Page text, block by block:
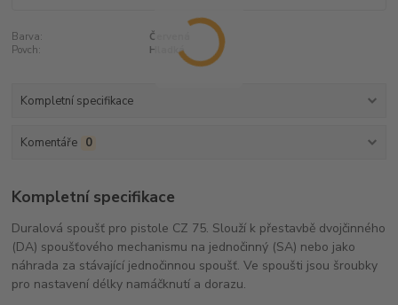
Barva:
Červená
Povch:
Hladká
Kompletní specifikace
Komentáře 0
Kompletní specifikace
Duralová spoušť pro pistole CZ 75. Slouží k přestavbě dvojčinného
(DA) spoušťového mechanismu na jednočinný (SA) nebo jako
náhrada za stávající jednočinnou spoušť. Ve spoušti jsou šroubky
pro nastavení délky namáčknutí a dorazu.